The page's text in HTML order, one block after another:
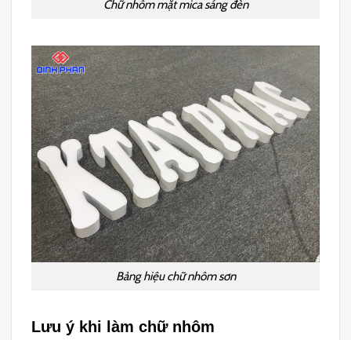
Chữ nhôm mặt mica sáng đèn
Bảng hiệu chữ nhôm sơn
Lưu ý khi làm chữ nhôm